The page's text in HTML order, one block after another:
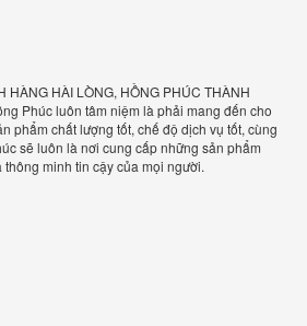
HÀNG HÀI LÒNG, HỒNG PHÚC THÀNH
Phúc luôn tâm niệm là phải mang đến cho
phẩm chất lượng tốt, chế độ dịch vụ tốt, cùng
sẽ luôn là nơi cung cấp những sản phẩm
minh tin cậy của mọi người.